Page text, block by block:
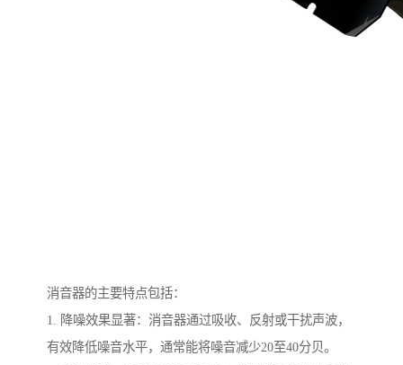
消音器的主要特点包括：
1. 降噪效果显著：消音器通过吸收、反射或干扰声波，
有效降低噪音水平，通常能将噪音减少20至40分贝。